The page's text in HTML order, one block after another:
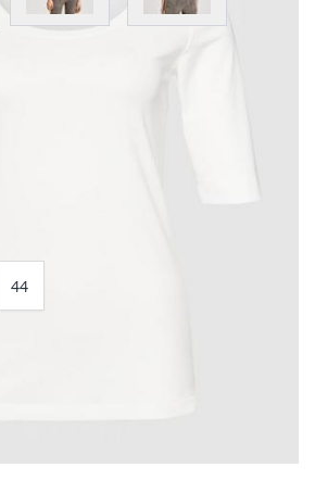
imageView larger image
44